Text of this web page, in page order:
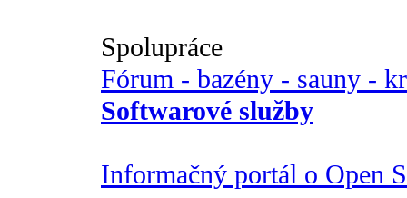
Spolupráce
Fórum - bazény - sauny -
Softwarové služby
Informačný portál o Open